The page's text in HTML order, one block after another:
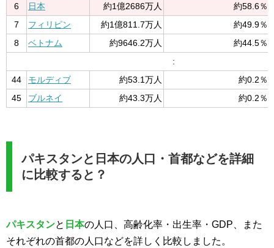
6
日本 約1億2686万人
約58.6％
7
フィリピン 約1億811.7万人
約49.9％
8
ベトナム 約9646.2万人
約44.5％
:
44
モルディブ 約53.1万人
約0.2％
45
ブルネイ 約43.3万人 約0.2％
パキスタンと日本の人口・首都などを詳細
に比較すると？
パキスタンと 日本の人口、高齢化率・出生率・GDP、また
それぞれの首都の人口などを詳しく比較しました。